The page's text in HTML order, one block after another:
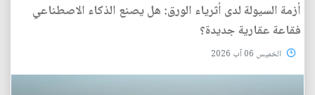
أزمة السيولة لدى أثرياء الورق: هل يصنع الذكاء الاصطناعي
فقاعة عقارية جديدة؟
الخميس 06 آب 2026